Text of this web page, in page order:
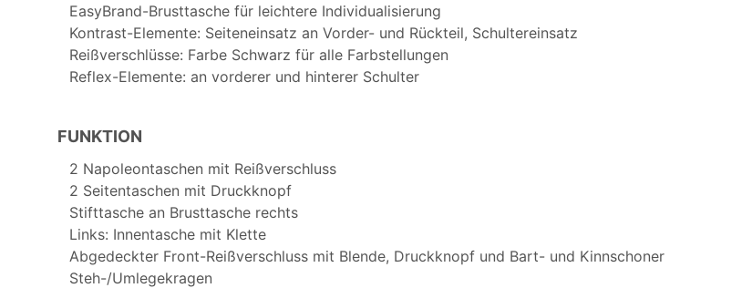
EasyBrand-Brusttasche für leichtere Individualisierung
Kontrast-Elemente: Seiteneinsatz an Vorder- und Rückteil, Schultereinsatz
Reißverschlüsse: Farbe Schwarz für alle Farbstellungen
Reflex-Elemente: an vorderer und hinterer Schulter
FUNKTION
2 Napoleontaschen mit Reißverschluss
2 Seitentaschen mit Druckknopf
Stifttasche an Brusttasche rechts
Links: Innentasche mit Klette
Abgedeckter Front-Reißverschluss mit Blende, Druckknopf und Bart- und Kinnschoner
Steh-/Umlegekragen